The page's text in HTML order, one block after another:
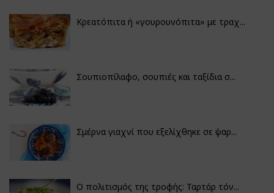
Κρεατόπιτα ή «γουρουνόπιτα» με τραχ...
Σουπιοπίλαφο, σουπιές και ταξίδια σ...
Σμέρνα γιαχνί που εξελίχθηκε σε ψαρ...
Ο πολιτισμός της τροφής: Ταρτάρ τόν...